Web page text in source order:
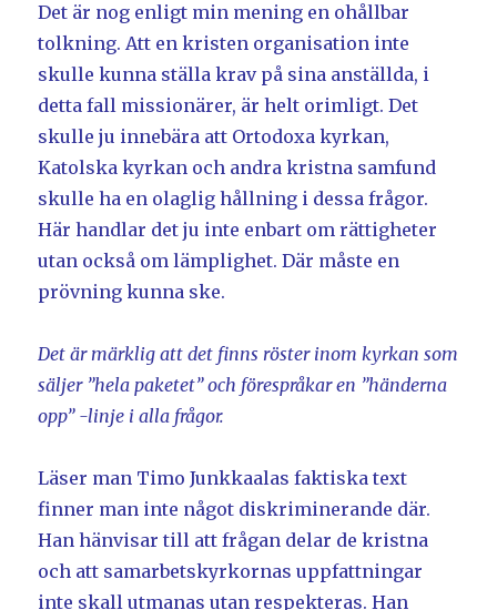
Det är nog enligt min mening en ohållbar
tolkning. Att en kristen organisation inte
skulle kunna ställa krav på sina anställda, i
detta fall missionärer, är helt orimligt. Det
skulle ju innebära att Ortodoxa kyrkan,
Katolska kyrkan och andra kristna samfund
skulle ha en olaglig hållning i dessa frågor.
Här handlar det ju inte enbart om rättigheter
utan också om lämplighet. Där måste en
prövning kunna ske.
Det är märklig att det finns röster inom kyrkan som
säljer ”hela paketet” och förespråkar en ”händerna
opp” -linje i alla frågor.
Läser man Timo Junkkaalas faktiska text
finner man inte något diskriminerande där.
Han hänvisar till att frågan delar de kristna
och att samarbetskyrkornas uppfattningar
inte skall utmanas utan respekteras. Han